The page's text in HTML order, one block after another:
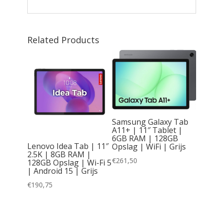
Related Products
Lenovo Idea Tab | 11″
2.5K | 8GB RAM |
128GB Opslag | Wi-Fi 5
| Android 15 | Grijs
€190,75
Samsung Galaxy Tab
A11+ | 11″ Tablet |
6GB RAM | 128GB
Opslag | WiFi | Grijs
€261,50